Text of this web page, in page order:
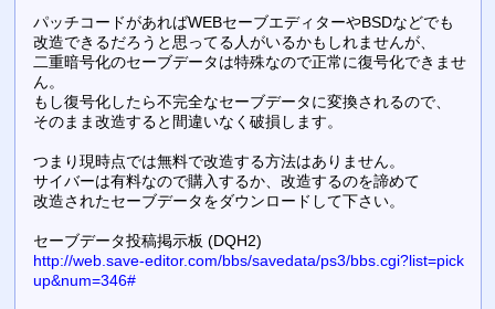
パッチコードがあればWEBセーブエディターやBSDなどでも
改造できるだろうと思ってる人がいるかもしれませんが、
二重暗号化のセーブデータは特殊なので正常に復号化できませ
ん。
もし復号化したら不完全なセーブデータに変換されるので、
そのまま改造すると間違いなく破損します。
つまり現時点では無料で改造する方法はありません。
サイバーは有料なので購入するか、改造するのを諦めて
改造されたセーブデータをダウンロードして下さい。
セーブデータ投稿掲示板 (DQH2)
http://web.save-editor.com/bbs/savedata/ps3/bbs.cgi?list=pick
up&num=346#